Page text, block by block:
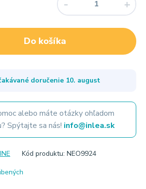
Do košíka
doručenie 10. august
alebo máte otázky ohľadom
Spýtajte sa nás! info@inlea.sk
Kód produktu: NEO9924